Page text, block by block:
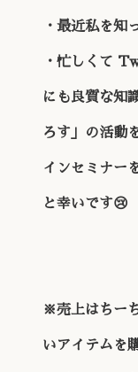
・最近私を知
・忙しくて
にも良質な知
ろす」の活動
インセミナー
と幸いです😢
※売上はちー
いアイテムを